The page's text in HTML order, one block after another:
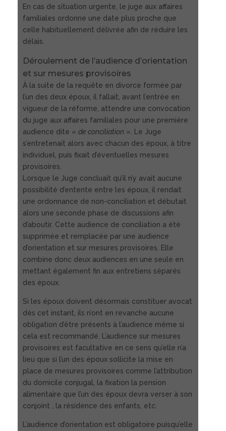
En cas de situation urgente, le juge aux affaires
familiales ordonne une date plus proche que
celle habituellement délivrée afin de réduire les
délais.
Déroulement de l’audience d’orientation
et sur mesures provisoires
À la suite de la requête en divorce formée par
l’un des deux époux, il fallait, avant l’entrée en
vigueur de la réforme, attendre une convocation
du juge aux affaires familiales pour une première
audience dite « de conciliation ». Le Juge
s’entretenait alors avec chacun des époux, à titre
individuel, puis fixait d’éventuelles mesures
provisoires.
Lorsque le Juge concluait qu’il n’y avait aucune
possibilité d’entente entre les époux, il rendait
une ordonnance de non-conciliation et débutait
alors une seconde phase de discussions afin
d’aboutir. Cette audience de conciliation a été
supprimée et remplacée par une audience
d’orientation et sur mesures provisoires. Elle
combine donc deux audiences en une seule en
mettant également fin aux entretiens séparés
des époux.
Si les époux doivent désormais constituer avocat
dès cet instant, ils n’ont en revanche aucune
obligation d’être présents à l’audience même si
cela est recommandé. L’audience sur mesures
provisoires est facultative en ce sens qu’elle n’a
lieu que si l’un des époux sollicite la mise en
place de mesures provisoires comme l’attribution
du domicile conjugal, la fixation la pension
alimentaire que l’un des époux devra verser à son
conjoint , la résidence des enfants, etc.
L’audience d’orientation est obligatoire puisqu’elle